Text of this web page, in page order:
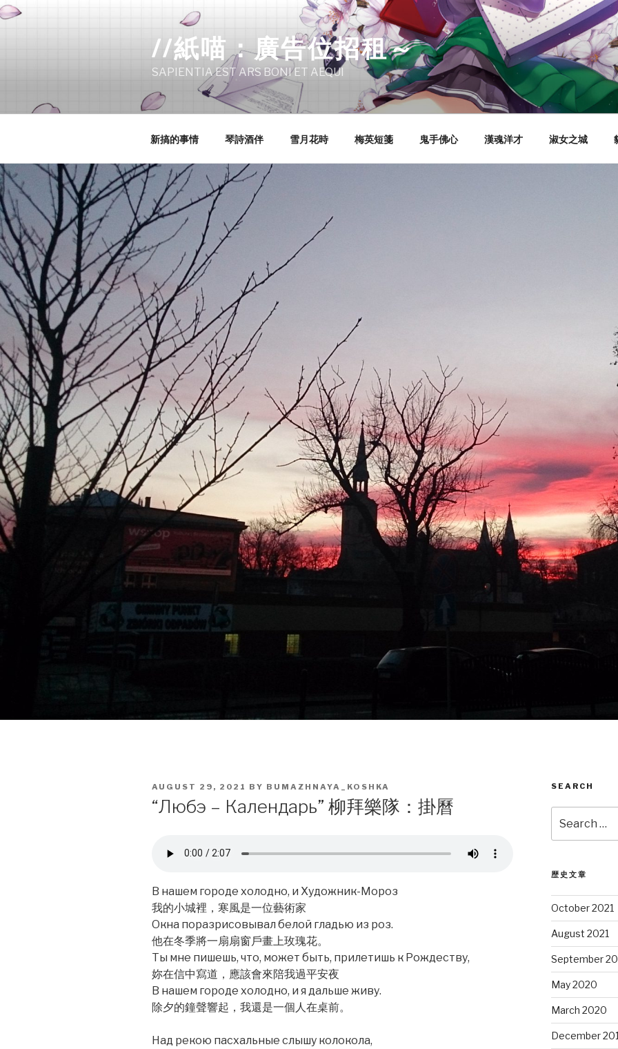
Skip
to
//紙喵：廣告位招租～
SAPIENTIA EST ARS BONI ET AEQUI
新搞的事情 琴詩酒伴 雪月花時 梅英短箋 鬼手佛心 漢魂洋才 淑女之城
POSTED
AUGUST 29, 2021 BY BUMAZHNAYA_KOSHKA
“Любэ – Календарь” 柳拜樂隊：掛曆
В нашем городе холодно, и Художник-Мороз
我的小城裡，寒風是一位藝術家
Окна поразрисовывал белой гладью из роз.
他在冬季將一扇扇窗戶畫上玫瑰花。
Ты мне пишешь, что, может быть, прилетишь к Рождеству,
妳在信中寫道，應該會來陪我過平安夜
В нашем городе холодно, и я дальше живу.
除夕的鐘聲響起，我還是一個人在桌前。
Над рекою пасхальные слышу колокола,
SEARCH
for:
歴史文章
October 2021
August 2021
September
May 2020
March 2020
December